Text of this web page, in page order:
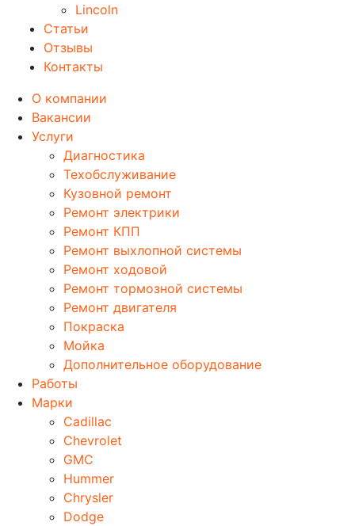
Lincoln
Статьи
Отзывы
Контакты
О компании
Вакансии
Услуги
Диагностика
Техобслуживание
Кузовной ремонт
Ремонт электрики
Ремонт КПП
Ремонт выхлопной системы
Ремонт ходовой
Ремонт тормозной системы
Ремонт двигателя
Покраска
Мойка
Дополнительное оборудование
Работы
Марки
Cadillac
Chevrolet
GMC
Hummer
Chrysler
Dodge